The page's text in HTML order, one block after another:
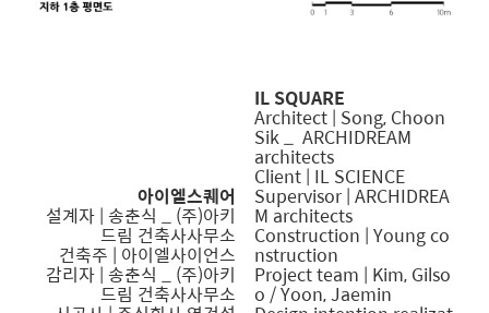
아이엘스퀘어
설계자 | 송춘식 _ (주)아키
드림 건축사사무소
건축주 | 아이엘사이언스
감리자 | 송춘식 _ (주)아키
드림 건축사사무소
IL SQUARE
Architect | Song, Choon
Sik_ ARCHIDREAM
architects
Client | IL SCIENCE
Supervisor | ARCHIDREA
M architects
Construction | Young co
nstruction
Project team | Kim, Gilso
o / Yoon, Jaemin